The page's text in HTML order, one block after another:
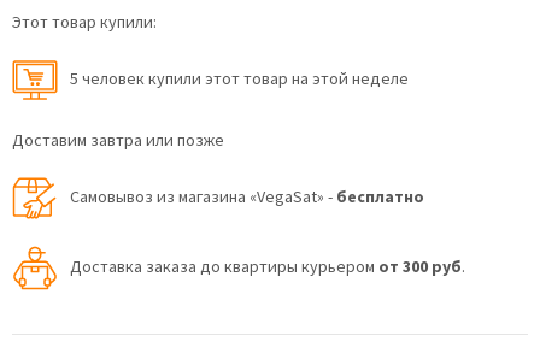
Этот товар купили:
5 человек купили этот товар на этой неделе
Доставим завтра или позже
Самовывоз из магазина «VegaSat» - бесплатно
Доставка заказа до квартиры курьером от 300 руб.